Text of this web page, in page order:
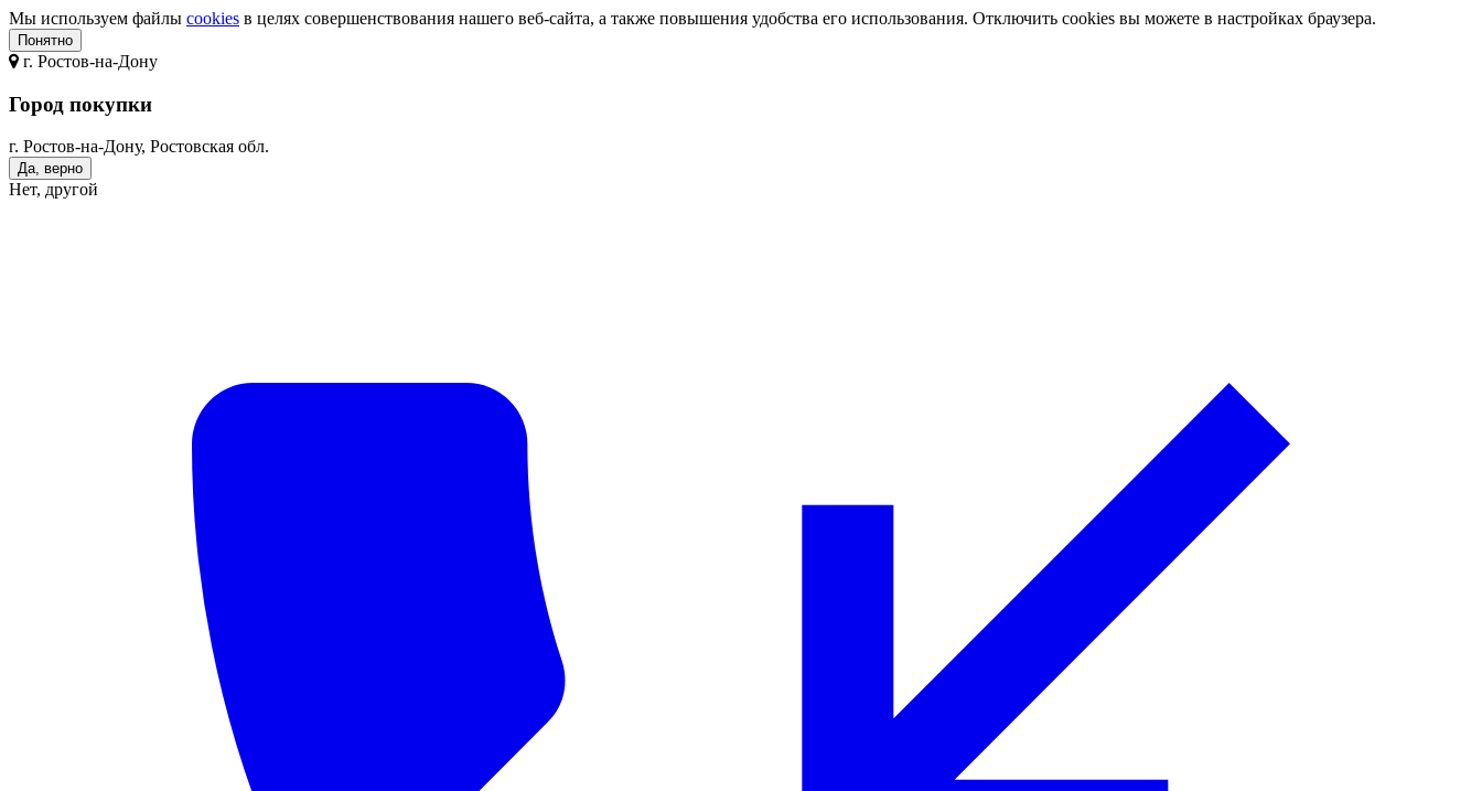
Мы используем файлы cookies в целях совершенствования нашего веб-сайта, а также повышения удобства его использования. Отключить cookies вы можете в настройках браузера.
Понятно
г. Ростов-на-Дону
Город покупки
г. Ростов-на-Дону, Ростовская обл.
Да, верно
Нет, другой